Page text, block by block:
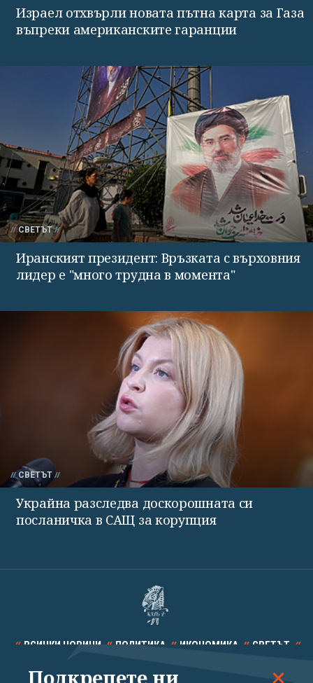
Израел отхвърли новата пътна карта за Газа
въпреки американските гаранции
СВЕТЪТ
Иранският президент: Връзката с върховния
лидер е "много трудна в момента"
СВЕТЪТ
Украйна разследва доскорошната си
посланичка в САЩ за корупция
ВСИЧКИ НОВИНИ ПОЛИТИКА ИКОНОМИКА СВЕТЪТ
СПОРТ КУЛТУРА ТЕХНОЛОГИИ КАЛЕЙДОСКОП
Подкрепете ни